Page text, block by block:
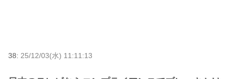
38: 25/12/03(水) 11:11:13